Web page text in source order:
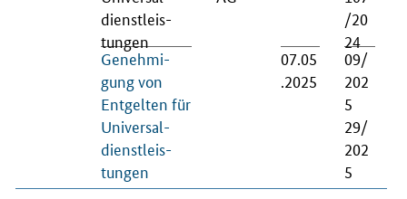
dienst­leis­
tun­gen
Ge­neh­mi­
gung von
Ent­gel­ten für
Uni­ver­sal­
dienst­leis­
tun­gen
07.05
.2025
/20
24
09/
202
5
29/
202
5